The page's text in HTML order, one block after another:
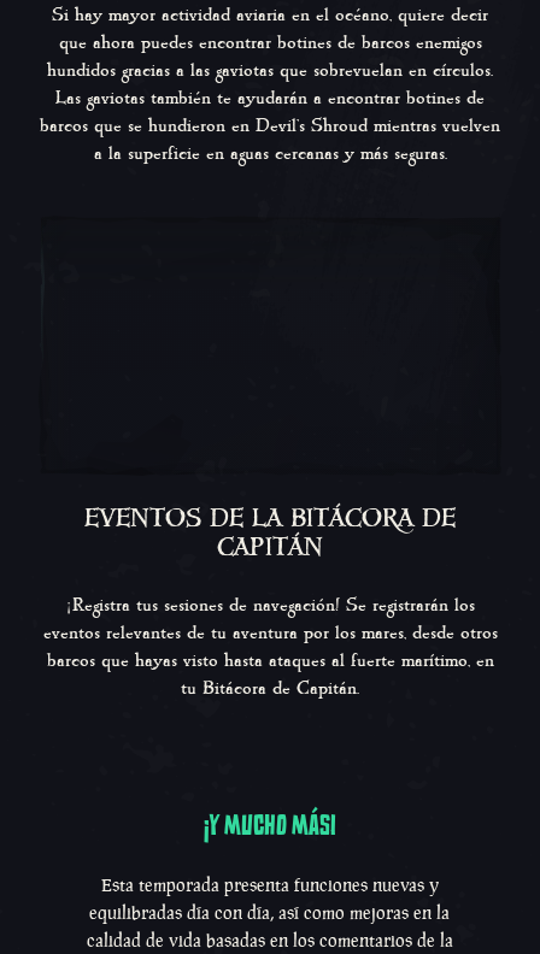
Si hay mayor actividad aviaria en el océano, quiere decir
que ahora puedes encontrar botines de barcos enemigos
hundidos gracias a las gaviotas que sobrevuelan en círculos.
Las gaviotas también te ayudarán a encontrar botines de
barcos que se hundieron en Devil’s Shroud mientras vuelven
a la superficie en aguas cercanas y más seguras.
EVENTOS DE LA BITÁCORA DE
CAPITÁN
¡Registra tus sesiones de navegación! Se registrarán los
eventos relevantes de tu aventura por los mares, desde otros
barcos que hayas visto hasta ataques al fuerte marítimo, en
tu Bitácora de Capitán.
¡Y mucho más!
¡Y MUCHO MÁS!
Esta temporada presenta funciones nuevas y
equilibradas día con día, así como mejoras en la
calidad de vida basadas en los comentarios de la